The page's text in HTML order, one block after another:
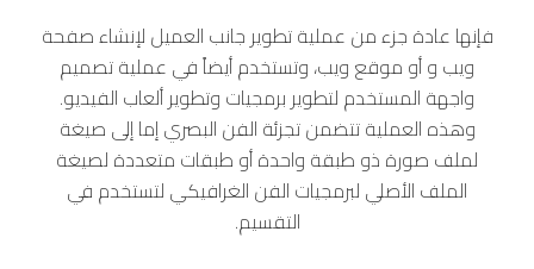
فإنها عادة جزء من عملية تطوير جانب العميل لإنشاء صفحة
ويب و أو موقع ويب، وتستخدم أيضاً في عملية تصميم
واجهة المستخدم لتطوير برمجيات وتطوير ألعاب الفيديو.
وهذه العملية تتضمن تجزئة الفن البصري إما إلى صيغة
لملف صورة ذو طبقة واحدة أو طبقات متعددة لصيغة
الملف الأصلي لبرمجيات الفن الغرافيكي لتستخدم في
التقسيم.